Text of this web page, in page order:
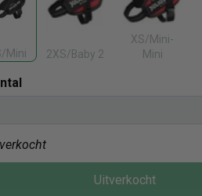
Mini 2XS/Baby 2
XS/Mini-
Mini
Uitverkocht